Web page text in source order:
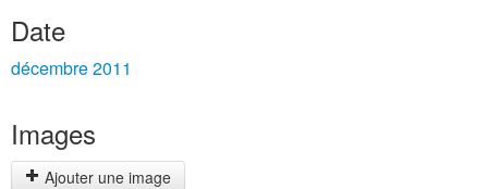
Date
décembre 2011
Images
Ajouter une image